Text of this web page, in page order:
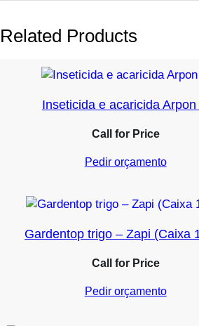
Related Products
Inseticida e acaricida Arpon
Call for Price
Pedir orçamento
Gardentop trigo – Zapi (Caixa
Call for Price
Pedir orçamento